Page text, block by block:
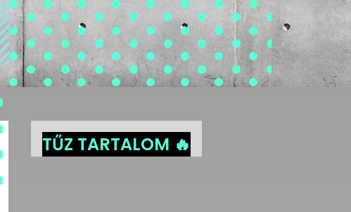
TŰZ TARTALOM 🔥